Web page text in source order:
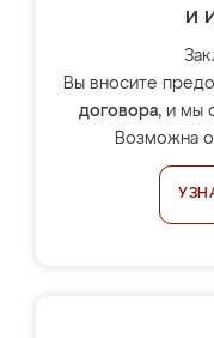
и
Вы вносите
договора, и мы
Возможна